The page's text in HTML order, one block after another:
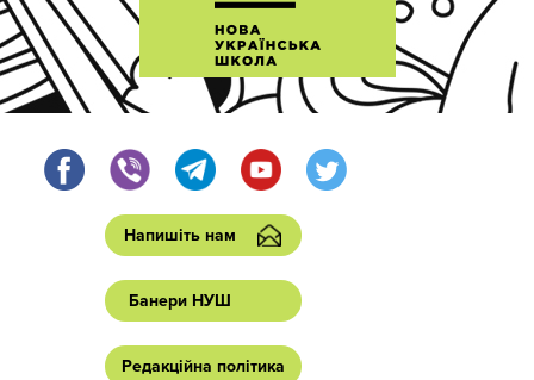
Напишіть нам
Банери НУШ
Редакційна політика